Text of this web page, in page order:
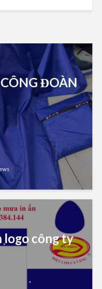
ĐOÀN
logo công ty